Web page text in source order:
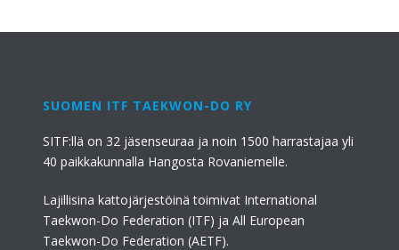
SUOMEN ITF TAEKWON-DO RY
SITF:llä on 32 jäsenseuraa ja noin 1500 harrastajaa yli
40 paikkakunnalla Hangosta Rovaniemelle.
Lajillisina kattojärjestöinä toimivat International
Taekwon-Do Federation (ITF) ja All European
Taekwon-Do Federation (AETF).